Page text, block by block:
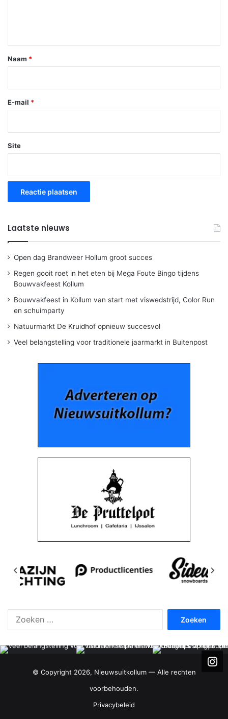
*
Naam *
E-mail *
Site
Laatste nieuws
Open dag Brandweer Hollum groot succes
Regen gooit roet in het eten bij Mega Foute Bingo tijdens
Bouwvakfeest Kollum
Bouwvakfeest in Kollum van start met viswedstrijd, Color Run
en schuimparty
Natuurmarkt De Kruidhof opnieuw succesvol
Veel belangstelling voor traditionele jaarmarkt in Buitenpost
© Copyright 2026, Nieuwsuitkollum — Alle rechten
voorbehouden.
Privacybeleid